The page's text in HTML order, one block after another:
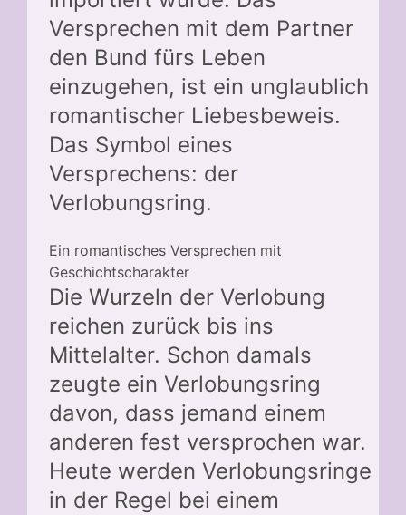
Versprechen mit dem Partner
den Bund fürs Leben
einzugehen, ist ein unglaublich
romantischer Liebesbeweis.
Das Symbol eines
Versprechens: der
Verlobungsring.
Ein romantisches Versprechen mit
Geschichtscharakter
Die Wurzeln der Verlobung
reichen zurück bis ins
Mittelalter. Schon damals
zeugte ein Verlobungsring
davon, dass jemand einem
anderen fest versprochen war.
Heute werden Verlobungsringe
in der Regel bei einem